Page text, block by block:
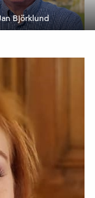
Björklund